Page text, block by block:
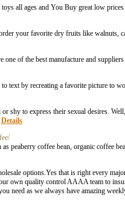
all ages and You Buy great low
your favorite dry fruits like walnuts,
of the best manufacture and
text by recreating a favorite picture to
shy to express their sexual desires.
Details
peaberry coffee bean, organic coffee
options.Yes that is right every
own quality control AAAA team to
need as we always have amazing